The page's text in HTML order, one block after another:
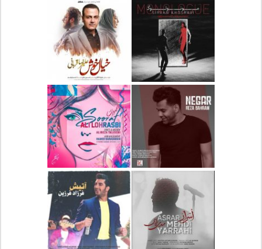
دانلود آلبوم جدید سیروان
خسروی بنام مونولوگ
دانلود آهنگ جدید علیرضا
قربانی بنام خیال خوش
دانلود آهنگ جدید رضا
بهرام بنام نگار
دانلود آهنگ جدید علی
لهراسبی بنام صورت